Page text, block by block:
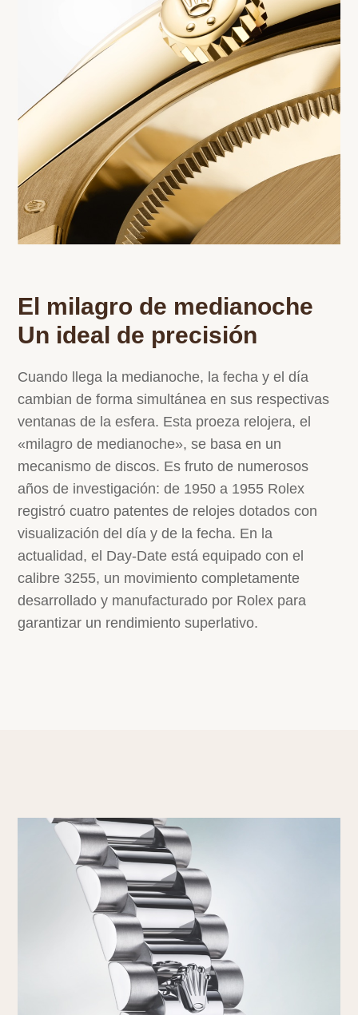
El milagro de medianoche
Un ideal de precisión
Cuando llega la medianoche, la fecha y el día
cambian de forma simultánea en sus respectivas
ventanas de la esfera. Esta proeza relojera, el
«milagro de medianoche», se basa en un
mecanismo de discos. Es fruto de numerosos
años de investigación: de 1950 a 1955 Rolex
registró cuatro patentes de relojes dotados con
visualización del día y de la fecha. En la
actualidad, el Day‑Date está equipado con el
calibre 3255, un movimiento completamente
desarrollado y manufacturado por Rolex para
garantizar un rendimiento superlativo.